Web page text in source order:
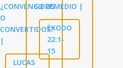
¿CONVENCIDOS
O
CONVERTIDOS?
|
LUCAS
SU REMEDIO |
ÉXODO
22:1-
15